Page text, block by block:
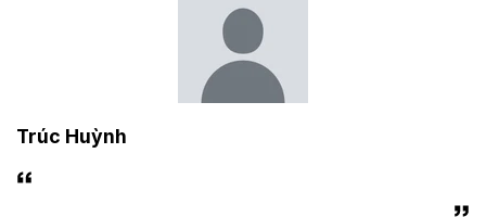
Trúc Huỳnh